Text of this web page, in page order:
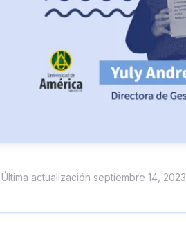
| Última actualización septiembre 14, 2023